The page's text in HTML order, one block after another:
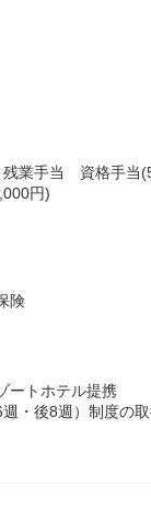
業手当 資格手当
円)
険
ートホテル提携
・後8週）制度の